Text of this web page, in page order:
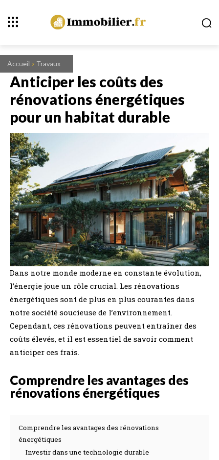
Accueil Travaux
Anticiper les coûts des
rénovations énergétiques
pour un habitat durable
Dans notre monde moderne en constante évolution,
l’énergie joue un rôle crucial. Les rénovations
énergétiques sont de plus en plus courantes dans
notre société soucieuse de l’environnement.
Cependant, ces rénovations peuvent entraîner des
coûts élevés, et il est essentiel de savoir comment
anticiper ces frais.
Comprendre les avantages des
rénovations énergétiques
Comprendre les avantages des rénovations
énergétiques
Investir dans une technologie durable